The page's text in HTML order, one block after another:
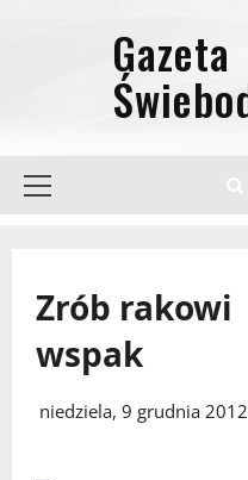
Menu
Zrób rakowi
wspak
niedziela, 9 grudnia 2012